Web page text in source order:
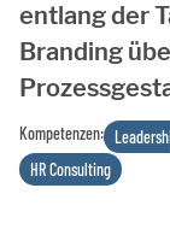
entlang der
Branding
Kompetenzen:
HR Consulting